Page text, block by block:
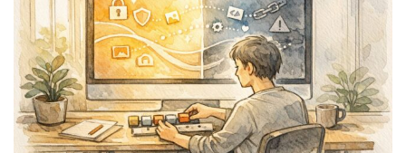
お役立ち記事